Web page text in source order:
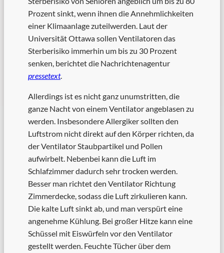
Prozent sinkt, wenn ihnen die Annehmlichkeiten
einer Klimaanlage zuteilwerden. Laut der
Universität Ottawa sollen Ventilatoren das
Sterberisiko immerhin um bis zu 30 Prozent
senken, berichtet die Nachrichtenagentur
pressetext.
Allerdings ist es nicht ganz unumstritten, die
ganze Nacht von einem Ventilator angeblasen zu
werden. Insbesondere Allergiker sollten den
Luftstrom nicht direkt auf den Körper richten, da
der Ventilator Staubpartikel und Pollen
aufwirbelt. Nebenbei kann die Luft im
Schlafzimmer dadurch sehr trocken werden.
Besser man richtet den Ventilator Richtung
Zimmerdecke, sodass die Luft zirkulieren kann.
Die kalte Luft sinkt ab, und man verspürt eine
angenehme Kühlung. Bei großer Hitze kann eine
Schüssel mit Eiswürfeln vor den Ventilator
gestellt werden. Feuchte Tücher über dem